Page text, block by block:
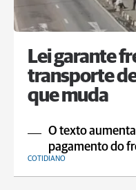
Lei garante
transporte
que muda
O texto
pagamento do
COTIDIANO